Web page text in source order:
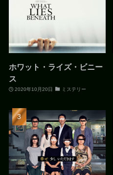
ホワット・ライズ・ビニー
ス
2020年10月20日 ミステリー